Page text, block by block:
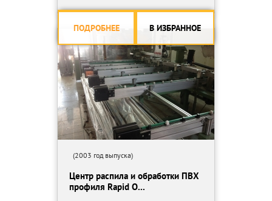
ПОДРОБНЕЕ В ИЗБРАННОЕ
(2003 год выпуска)
Центр распила и обработки ПВХ
профиля Rapid O...